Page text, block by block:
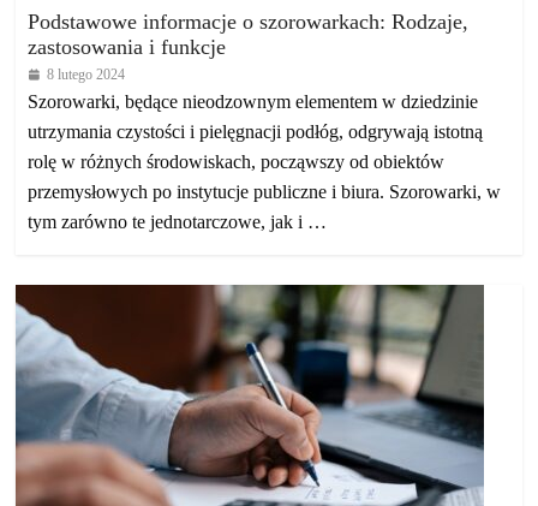
Podstawowe informacje o szorowarkach: Rodzaje,
zastosowania i funkcje
8 lutego 2024
Szorowarki, będące nieodzownym elementem w dziedzinie
utrzymania czystości i pielęgnacji podłóg, odgrywają istotną
rolę w różnych środowiskach, począwszy od obiektów
przemysłowych po instytucje publiczne i biura. Szorowarki, w
tym zarówno te jednotarczowe, jak i …